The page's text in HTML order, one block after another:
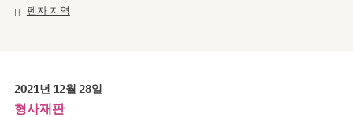
펜자 지역
2021년 12월 28일
형사재판